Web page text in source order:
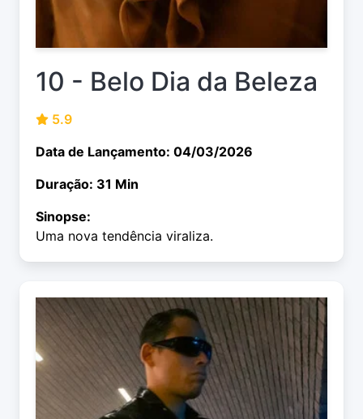
10 - Belo Dia da Beleza
5.9
Data de Lançamento: 04/03/2026
Duração: 31 Min
Sinopse:
Uma nova tendência viraliza.